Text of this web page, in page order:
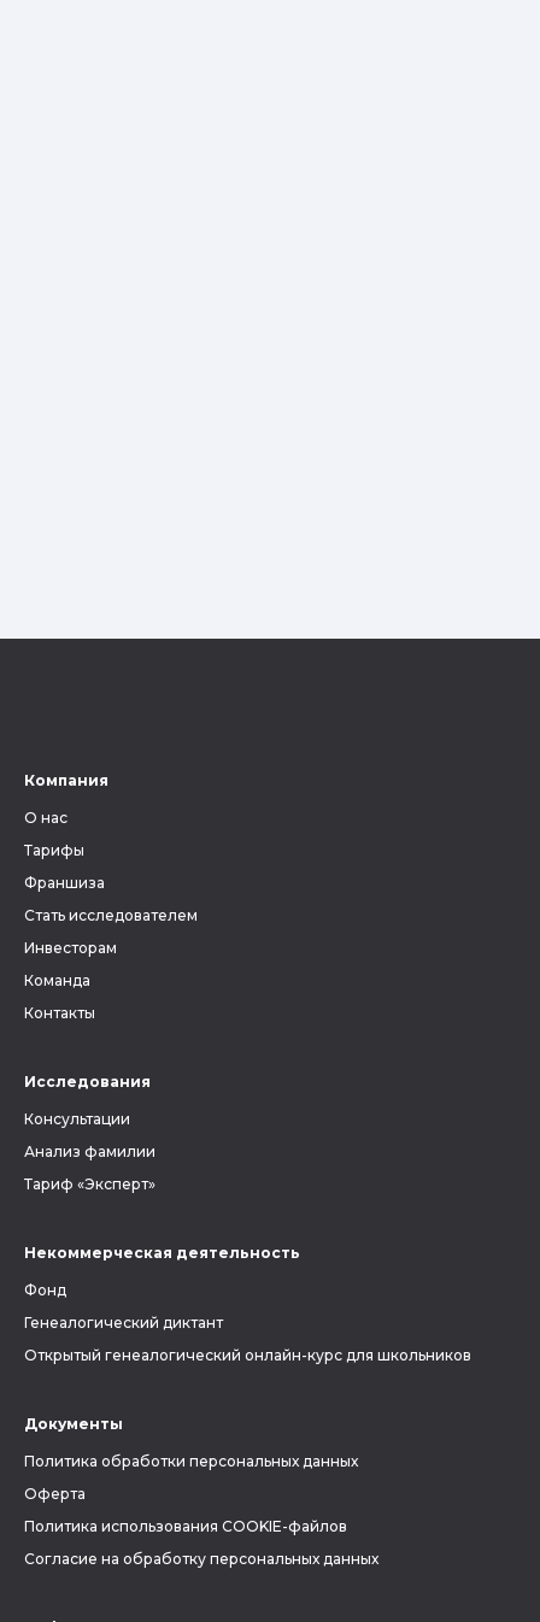
Компания
О нас
Тарифы
Франшиза
Стать исследователем
Инвесторам
Команда
Контакты
Исследования
Консультации
Анализ фамилии
Тариф «Эксперт»
Некоммерческая деятельность
Фонд
Генеалогический диктант
Открытый генеалогический онлайн-курс для школьников
Документы
Политика обработки персональных данных
Оферта
Политика использования COOKIE-файлов
Согласие на обработку персональных данных